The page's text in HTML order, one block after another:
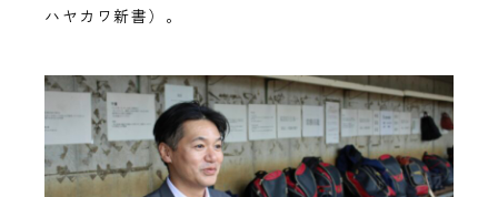
ハヤカワ新書）。